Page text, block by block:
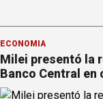
ECONOMÍA
Milei presentó la
Banco Central en